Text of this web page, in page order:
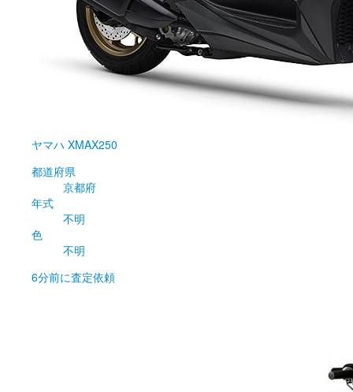
ヤマハ XMAX250
都道府県
京都府
年式
不明
色
不明
6分前に査定依頼